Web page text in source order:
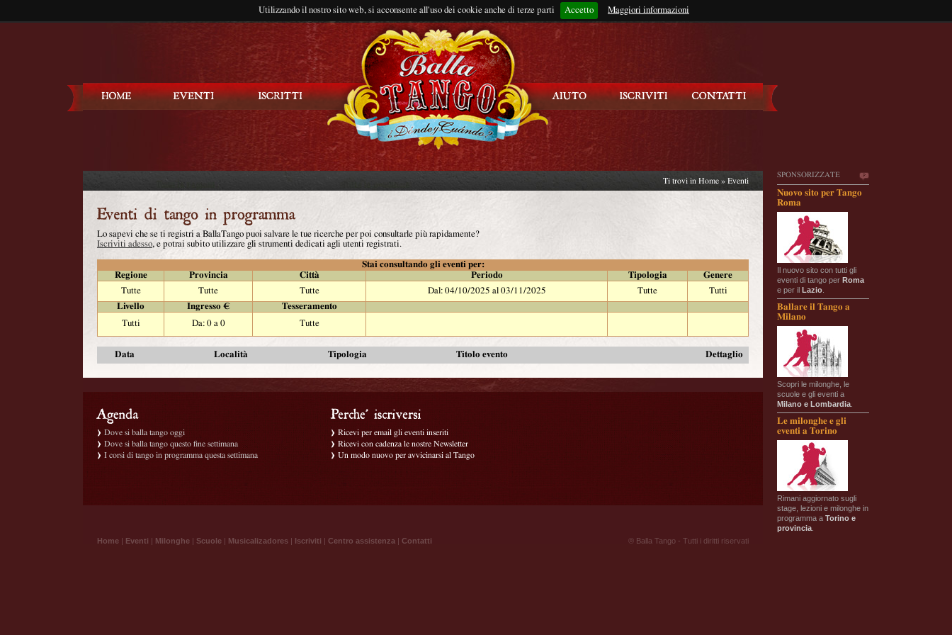
Utilizzando il nostro sito web, si acconsente all'uso dei cookie anche di terze parti Accetto Maggiori informazioni
Rimani connesso?
SPONSORIZZATE
Nuovo sito per Tango
Roma
Il nuovo sito con tutti gli
eventi di tango per Roma
e per il Lazio
Ballare il Tango a
Milano
Scopri le milonghe, le
scuole e gli eventi a
Milano e Lombardia
Le milonghe e gli
eventi a Torino
Rimani aggiornato sugli
stage, lezioni e milonghe in
programma a Torino e
provincia
Ti trovi in Home » Eventi
Lo sapevi che se ti registri a BallaTango puoi salvare le tue ricerche per poi consultarle più rapidamente?
Iscriviti adesso, e potrai subito utilizzare gli strumenti dedicati agli utenti registrati.
Stai consultando gli eventi per:
Regione
Provincia Città Periodo Tipologia
Genere
Tutte
Tutte Tutte Dal: 04/10/2025 al 03/11/2025 Tutte
Tutti
Livello
Ingresso €
Tesseramento
Tutti
Da: 0 a 0 Tutte
Data Località Tipologia Titolo evento Dettaglio
Dove si balla tango oggi
Dove si balla tango questo fine settimana
I corsi di tango in programma questa settimana
Ricevi per email gli eventi inseriti
Ricevi con cadenza le nostre Newsletter
Un modo nuovo per avvicinarsi al Tango
Home | Eventi | Milonghe | Scuole | Musicalizadores | Iscriviti | Centro assistenza | Contatti ® Balla Tango - Tutti i diritti riservati